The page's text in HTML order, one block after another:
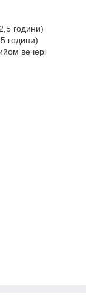
години)
години)
вечері